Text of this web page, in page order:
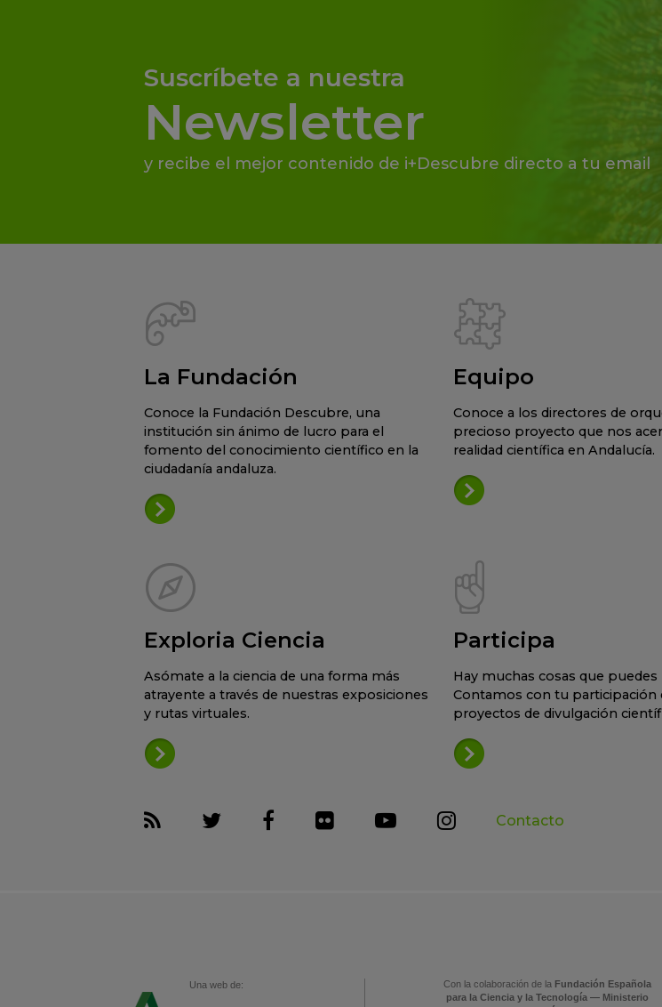
Suscríbete a nuestra
Newsletter
y recibe el mejor contenido de i+Descubre directo a tu email
La Fundación
Conoce la Fundación Descubre, una
institución sin ánimo de lucro para el
fomento del conocimiento científico en la
ciudadanía andaluza.
Equipo
Conoce a los directores de
precioso proyecto que nos
realidad científica en Andalucía.
Exploria Ciencia
Asómate a la ciencia de una forma más
atrayente a través de nuestras exposiciones
y rutas virtuales.
Participa
Hay muchas cosas que puedes
Contamos con tu participación
proyectos de divulgación
Contacto
Una web de: Con la colaboración de la Fundación Española
para la Ciencia y la Tecnología — Ministerio